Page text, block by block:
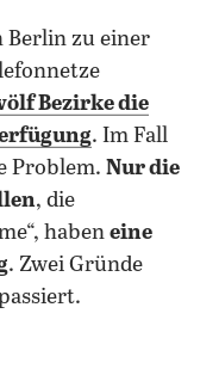
Berlin zu einer
Bezirke die
. Im Fall
Problem. Nur die
, die
haben eine
. Zwei Gründe
teilenteilen